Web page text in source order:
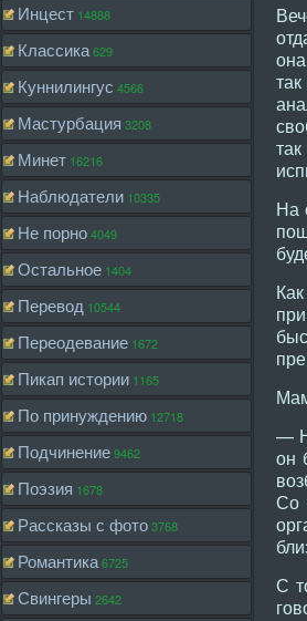
Инцест 14888
Классика629
Куннилингус 4566
Мастурбация 3208
Минет 16216
Наблюдатели 10335
Не порно4049
Остальное 1404
Перевод 10544
Переодевание 1672
Пикап истории 1165
По принуждению 12718
Подчинение9462
Поэзия 1678
Рассказы с фото3768
Романтика6725
Свингеры 2642
На
—
он
Со
С